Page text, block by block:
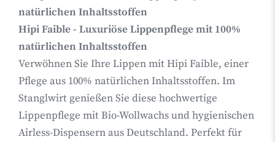
Hipi Faible - Luxuriöse Lippenpflege mit 100%
natürlichen Inhaltsstoffen
Verwöhnen Sie Ihre Lippen mit Hipi Faible, einer
Pflege aus 100% natürlichen Inhaltsstoffen. Im
Stanglwirt genießen Sie diese hochwertige
Lippenpflege mit Bio-Wollwachs und hygienischen
Airless-Dispensern aus Deutschland. Perfekt für